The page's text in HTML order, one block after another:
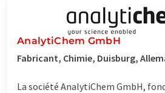
AnalytiChem GmbH
Fabricant, Chimie, Duisburg,
La société AnalytiChem GmbH,